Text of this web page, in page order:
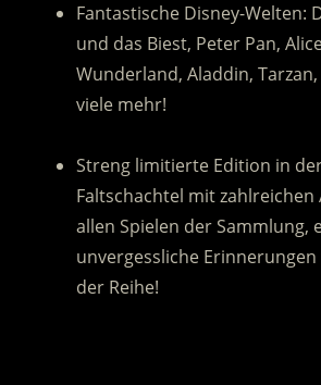
Fantastische Disney-Welten:
und das Biest, Peter Pan,
Wunderland, Aladdin,
viele mehr!
Streng limitierte Edition in
Faltschachtel mit zahlreichen
allen Spielen der Sammlung,
unvergessliche Erinnerungen
der Reihe!